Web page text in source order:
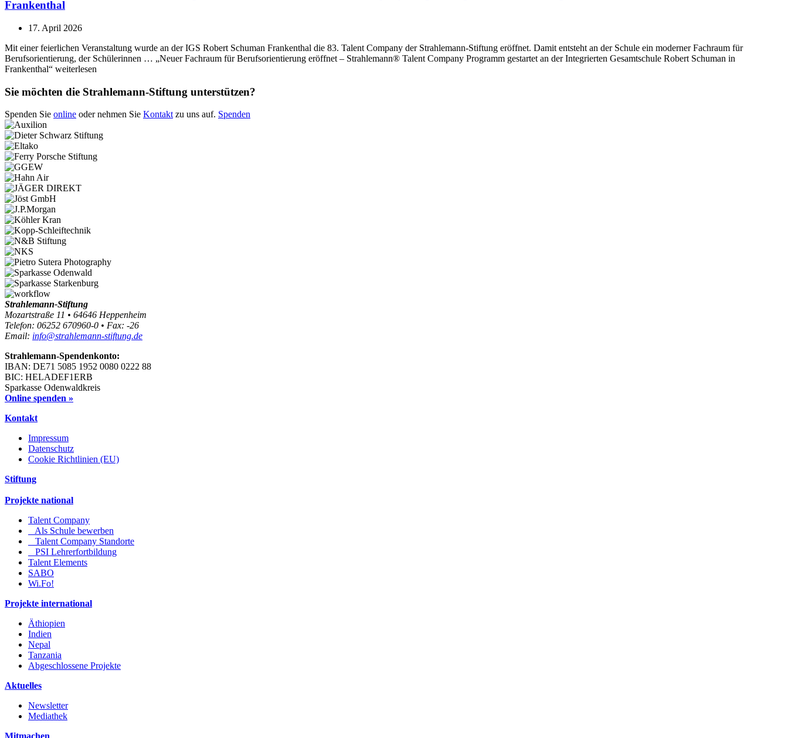
Frankenthal
17. April 2026
Mit einer feierlichen Veranstaltung wurde an der IGS Robert Schuman Frankenthal die 83. Talent Company der Strahlemann-Stiftung eröffnet. Damit entsteht an der Schule ein moderner Fachraum für
Berufsorientierung, der Schülerinnen … „Neuer Fachraum für Berufsorientierung eröffnet – Strahlemann® Talent Company Programm gestartet an der Integrierten Gesamtschule Robert Schuman in
Frankenthal“ weiterlesen
Sie möchten die Strahlemann-Stiftung unterstützen?
Spenden Sie online oder nehmen Sie Kontakt zu uns auf. Spenden
Strahlemann-Stiftung
Mozartstraße 11 • 64646 Heppenheim
Telefon: 06252 670960-0 • Fax: -26
Email: info@strahlemann-stiftung.de
Strahlemann-Spendenkonto:
IBAN: DE71 5085 1952 0080 0222 88
BIC: HELADEF1ERB
Sparkasse Odenwaldkreis
Online spenden »
Kontakt
Impressum
Datenschutz
Cookie Richtlinien (EU)
Stiftung
Projekte national
Talent Company
Als Schule bewerben
Talent Company Standorte
PSI Lehrerfortbildung
Talent Elements
SABO
Wi.Fo!
Projekte international
Äthiopien
Indien
Nepal
Tanzania
Abgeschlossene Projekte
Aktuelles
Newsletter
Mediathek